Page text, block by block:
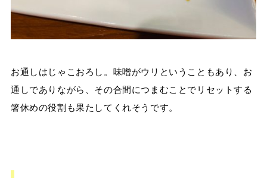
お通しはじゃこおろし。味噌がウリということもあり、お
通しでありながら、その合間につまむことでリセットする
箸休めの役割も果たしてくれそうです。